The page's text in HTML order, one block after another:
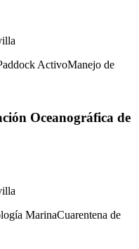
ActivoManejo de
Oceanográfica de
MarinaCuarentena de